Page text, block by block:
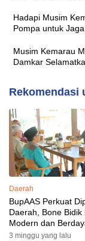
Hadapi Musim
Pompa untuk
Musim Kemarau
Damkar
Rekomendasi
Daerah
BupAAS Perkuat
Daerah, Bone Bidik
Modern dan
3 minggu yang lalu